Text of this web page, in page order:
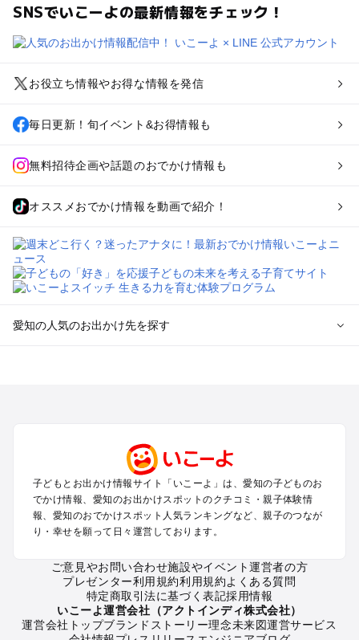
SNSでいこーよの最新情報をチェック！
お役立ち情報やお得な情報を発信
毎日更新！旬イベント&お得情報も
無料招待企画や話題のおでかけ情報も
オススメおでかけ情報を動画で紹介！
愛知の人気のお出かけ先を探す
犬山・一宮・小牧・瀬戸・各務原・尾張のプールお出かけ
知多半島（常滑・半田・南知多）のプールお出かけ
愛知の定番お出かけスポット
愛知の遊園地
愛知のバーベキュー
愛知の釣り
愛知の牧場
愛知のプール
子どもとお出かけ情報サイト「いこーよ」は、愛知の子どものお
でかけ情報、愛知のお出かけスポットのクチコミ・親子体験情
報、愛知のおでかけスポット人気ランキングなど、親子のつなが
り・幸せを願って日々運営しております。
ご意見やお問い合わせ施設やイベント運営者の方
プレゼンター利用規約利用規約よくある質問
特定商取引法に基づく表記採用情報
いこーよ運営会社（アクトインディ株式会社）
運営会社トップブランドストーリー理念未来図運営サービス